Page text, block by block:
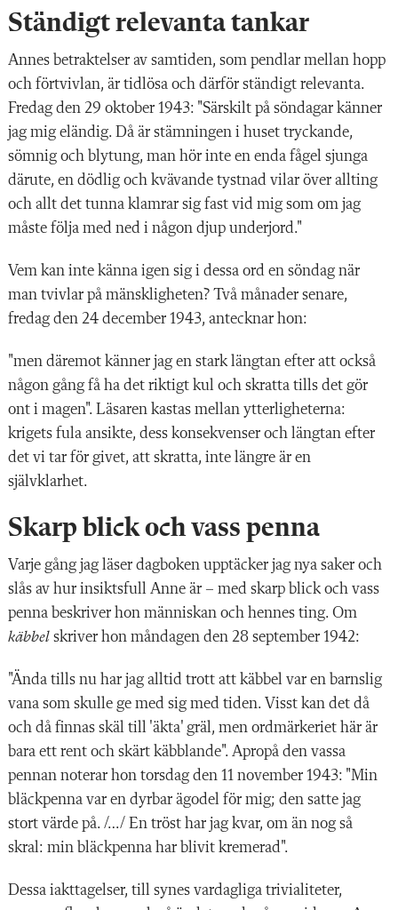
Ständigt relevanta tankar
Annes betraktelser av samtiden, som pendlar mellan hopp
och förtvivlan, är tidlösa och därför ständigt relevanta.
Fredag den 29 oktober 1943: "Särskilt på söndagar känner
jag mig eländig. Då är stämningen i huset tryckande,
sömnig och blytung, man hör inte en enda fågel sjunga
därute, en dödlig och kvävande tystnad vilar över allting
och allt det tunna klamrar sig fast vid mig som om jag
måste följa med ned i någon djup underjord."
Vem kan inte känna igen sig i dessa ord en söndag när
man tvivlar på mänskligheten? Två månader senare,
fredag den 24 december 1943, antecknar hon:
"men däremot känner jag en stark längtan efter att också
någon gång få ha det riktigt kul och skratta tills det gör
ont i magen". Läsaren kastas mellan ytterligheterna:
krigets fula ansikte, dess konsekvenser och längtan efter
det vi tar för givet, att skratta, inte längre är en
självklarhet.
Skarp blick och vass penna
Varje gång jag läser dagboken upptäcker jag nya saker och
slås av hur insiktsfull Anne är – med skarp blick och vass
penna beskriver hon människan och hennes ting. Om
käbbel skriver hon måndagen den 28 september 1942:
"Ända tills nu har jag alltid trott att käbbel var en barnslig
vana som skulle ge med sig med tiden. Visst kan det då
och då finnas skäl till 'äkta' gräl, men ordmärkeriet här är
bara ett rent och skärt käbblande". Apropå den vassa
pennan noterar hon torsdag den 11 november 1943: "Min
bläckpenna var en dyrbar ägodel för mig; den satte jag
stort värde på. /…/ En tröst har jag kvar, om än nog så
skral: min bläckpenna har blivit kremerad".
Dessa iakttagelser, till synes vardagliga trivialiteter,